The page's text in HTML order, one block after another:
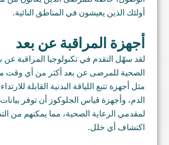
أولئك الذين يعيشون في المناطق النائية.
أجهزة المراقبة عن بعد
لقد سهّل التقدم في تكنولوجيا المراقبة عن
الصحية للمرضى عن بعد أكثر من أي وقت
مثل أجهزة تتبع اللياقة البدنية القابلة
الدم، وأجهزة قياس الجلوكوز أن توفر
لمقدمي الرعاية الصحية، مما يمكنهم من
اكتشاف أي خلل.